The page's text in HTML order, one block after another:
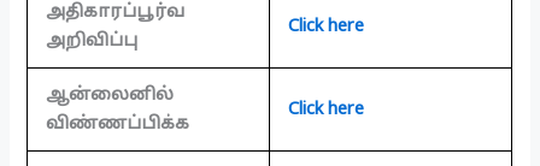
அதிகாரப்பூர்வ
அறிவிப்பு
Click here
ஆன்லைனில்
விண்ணப்பிக்க
Click here